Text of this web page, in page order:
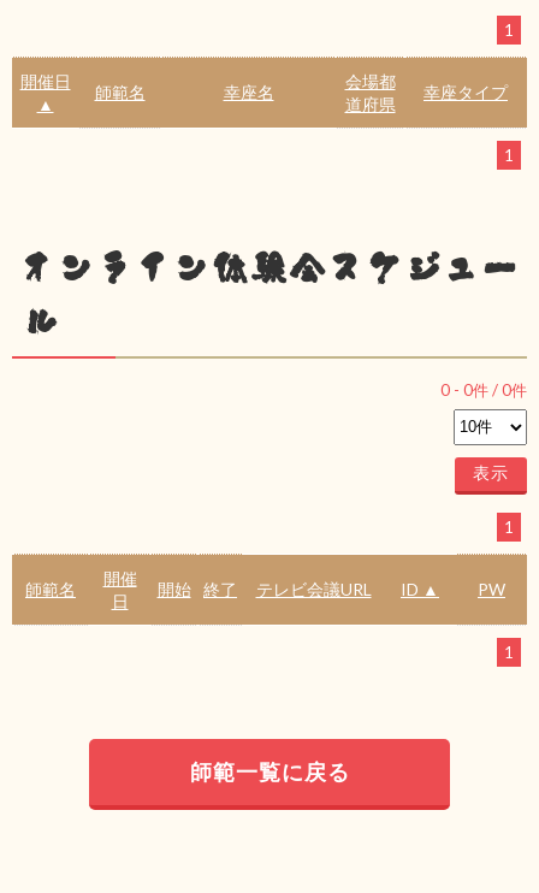
1
開催日
▲
師範名 幸座名
会場都
道府県
幸座タイプ
1
オンライン体験会スケジュー
ル
0 - 0件 /0件
1
師範名
開催
日
開始 終了 テレビ会議URL ID ▲ PW
1
師範一覧に戻る